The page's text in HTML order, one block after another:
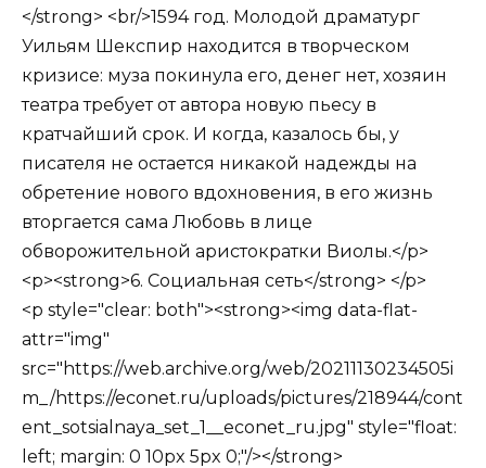
</strong> <br/>1594 год. Молодой драматург
Уильям Шекспир находится в творческом
кризисе: муза покинула его, денег нет, хозяин
театра требует от автора новую пьесу в
кратчайший срок. И когда, казалось бы, у
писателя не остается никакой надежды на
обретение нового вдохновения, в его жизнь
вторгается сама Любовь в лице
обворожительной аристократки Виолы.</p>
<p><strong>6. Социальная сеть</strong> </p>
<p style="clear: both"><strong><img data-flat-
attr="img"
src="https://web.archive.org/web/20211130234505i
m_/https://econet.ru/uploads/pictures/218944/cont
ent_sotsialnaya_set_1__econet_ru.jpg" style="float:
left; margin: 0 10px 5px 0;"/></strong>